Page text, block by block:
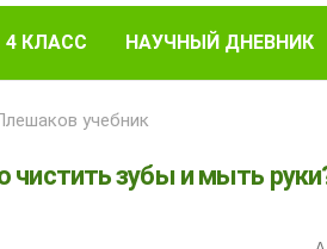
4 КЛАСС НАУЧНЫЙ ДНЕВНИК
учебник
зубы и мыть